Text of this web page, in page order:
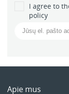
I agree to
policy
Apie mus